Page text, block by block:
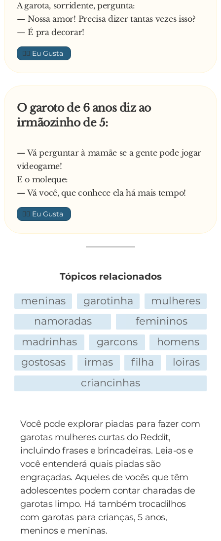
A garota, sorridente, pergunta:
— Nossa amor! Precisa dizer tantas vezes isso?
— É pra decorar!
👍🏼
O garoto de 6 anos diz ao
irmãozinho de 5:
— Vá perguntar à mamãe se a gente pode jogar
videogame!
E o moleque:
— Vá você, que conhece ela há mais tempo!
👍🏼
Tópicos relacionados
meninas garotinha
mulheres
namoradas
femininos
madrinhas
garcons
homens
gostosas
irmas filha
loiras
criancinhas
Você pode explorar piadas para fazer com
garotas mulheres curtas do Reddit,
incluindo frases e brincadeiras. Leia-os e
você entenderá quais piadas são
engraçadas. Aqueles de vocês que têm
adolescentes podem contar charadas de
garotas limpo. Há também trocadilhos
com garotas para crianças, 5 anos,
meninos e meninas.